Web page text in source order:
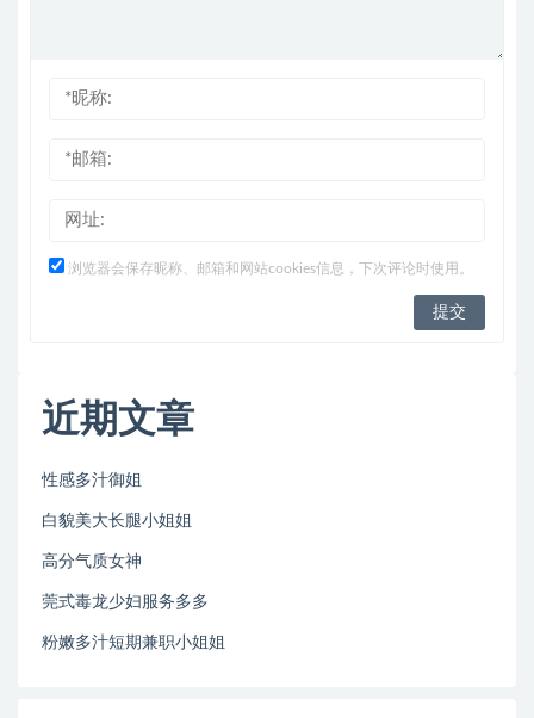
浏览器会保存昵称、邮箱和网站cookies信息，下次评论时使用。
近期文章
性感多汁御姐
白貌美大长腿小姐姐
高分气质女神
莞式毒龙少妇服务多多
粉嫩多汁短期兼职小姐姐